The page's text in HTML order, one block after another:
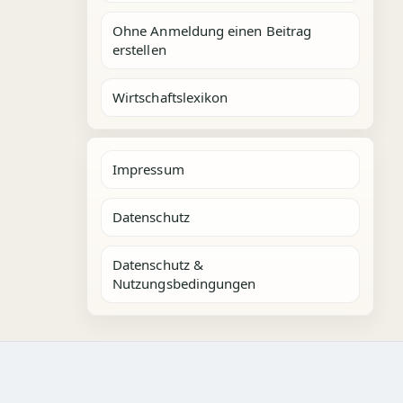
Ohne Anmeldung einen Beitrag
erstellen
Wirtschaftslexikon
Impressum
Datenschutz
Datenschutz &
Nutzungsbedingungen